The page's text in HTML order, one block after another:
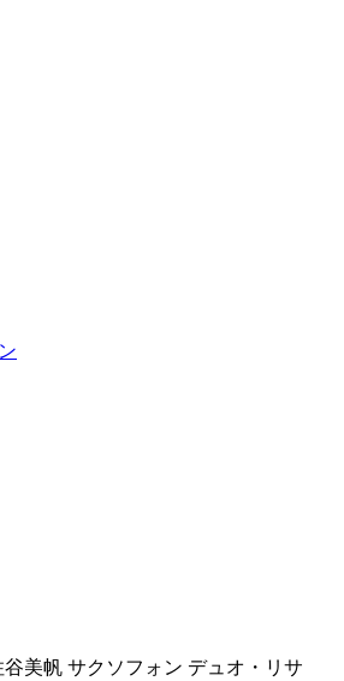
谷美帆 サクソフォン デュオ・リサ